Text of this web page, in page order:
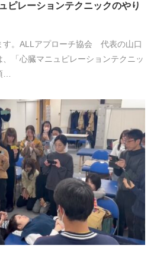
ピレーションテクニックのやり
。ALLアプローチ協会 代表の山口
「心臓マニュピレーションテクニッ
…